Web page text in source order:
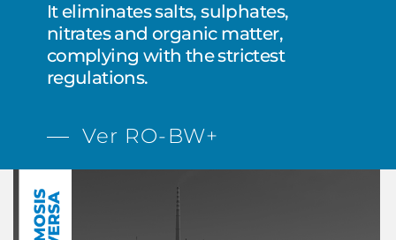
It eliminates salts, sulphates,
nitrates and organic matter,
complying with the strictest
regulations.
Ver RO-BW+